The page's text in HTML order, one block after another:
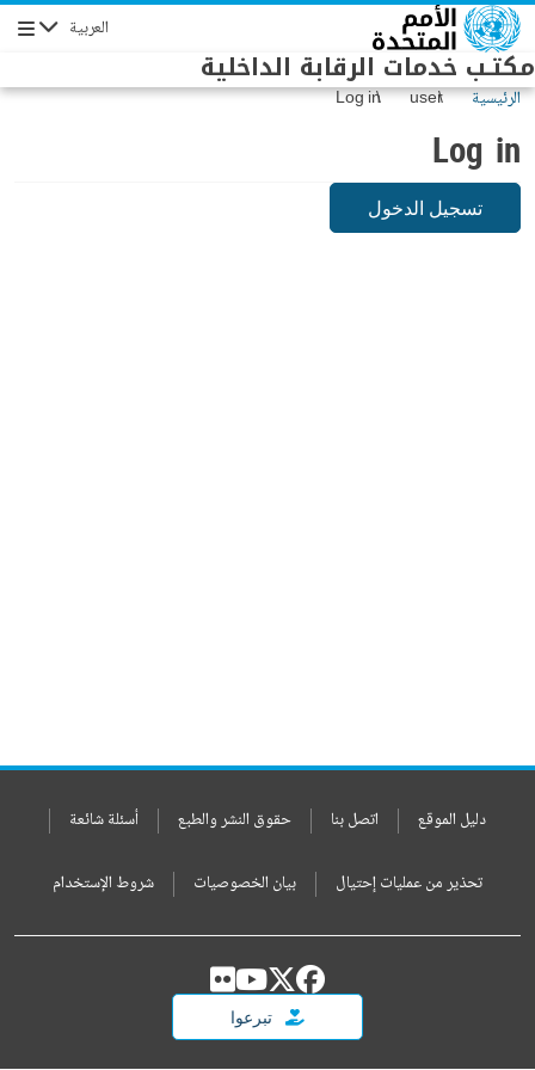
Skip to main content العربية
مكتـب خدمات الرقابة الداخلية
الرئيسية user
Log in
Log in
تسجيل الدخول
دليل الموقع اتصل بنا حقوق النشر والطبع أسئلة شائعة
تحذير من عمليات إحتيال بيان الخصوصيات شروط الإستخدام
تبرعوا